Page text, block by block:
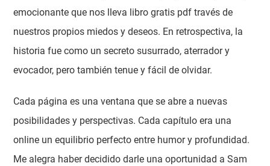
emocionante que nos lleva libro gratis pdf través de
nuestros propios miedos y deseos. En retrospectiva, la
historia fue como un secreto susurrado, aterrador y
evocador, pero también tenue y fácil de olvidar.
Cada página es una ventana que se abre a nuevas
posibilidades y perspectivas. Cada capítulo era una
online un equilibrio perfecto entre humor y profundidad.
Me alegra haber decidido darle una oportunidad a Sam